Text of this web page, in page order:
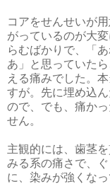
コアをせんせいが
がっているのが大
らむばかりで、「
あ」と思っていた
える痛みでした。
すが。先に埋め込
ので、でも、痛か
せん。
主観的には、歯茎
みる系の痛さで、
に、染みが強くな